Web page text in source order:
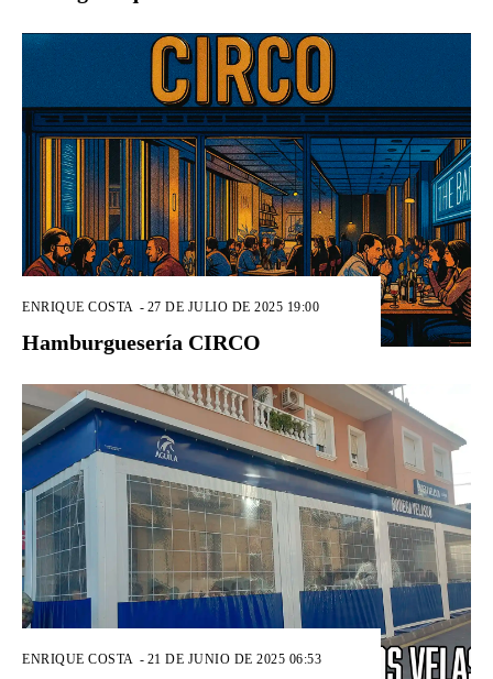
ENRIQUE COSTA - 27 DE JULIO DE 2025 19:00
Hamburguesería CIRCO
ENRIQUE COSTA - 21 DE JUNIO DE 2025 06:53